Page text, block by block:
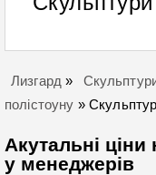
Лизгард »
полістоуну »
Акутальні
у менеджерів